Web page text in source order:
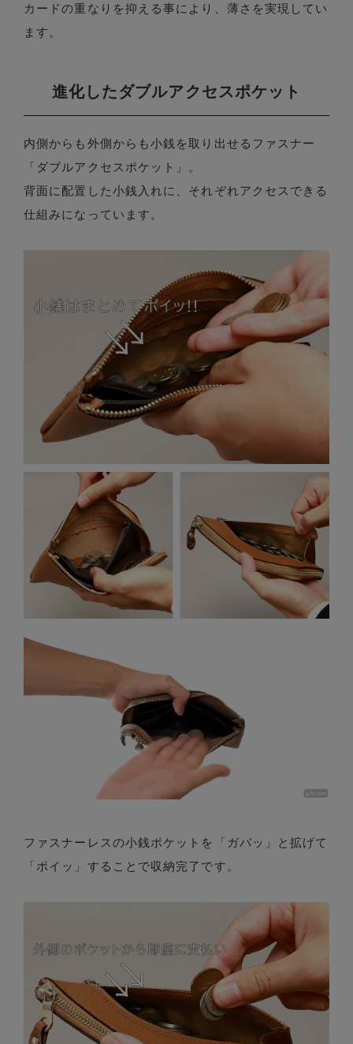
カードの重なりを抑える事により、薄さを実現してい
ます。
進化したダブルアクセスポケット
内側からも外側からも小銭を取り出せるファスナー
「ダブルアクセスポケット」。
背面に配置した小銭入れに、それぞれアクセスできる
仕組みになっています。
ファスナーレスの小銭ポケットを「ガバッ」と拡げて
「ポイッ」することで収納完了です。